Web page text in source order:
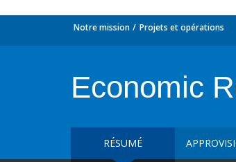
Notre mission Projets et opérations
Economic
RÉSUMÉ